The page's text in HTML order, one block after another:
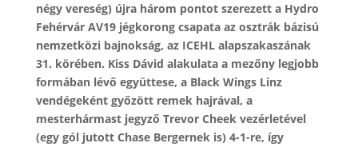
négy vereség) újra három pontot szerezett a Hydro
Fehérvár AV19 jégkorong csapata az osztrák bázisú
nemzetközi bajnokság, az ICEHL alapszakaszának
31. körében. Kiss Dávid alakulata a mezőny legjobb
formában lévő együttese, a Black Wings Linz
vendégeként győzött remek hajrával, a
mesterhármast jegyző Trevor Cheek vezérletével
(egy gól jutott Chase Bergernek is) 4-1-re, így